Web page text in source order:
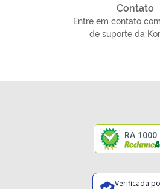
Contato
Entre em contato
de suporte da
RA 1000
Verificada